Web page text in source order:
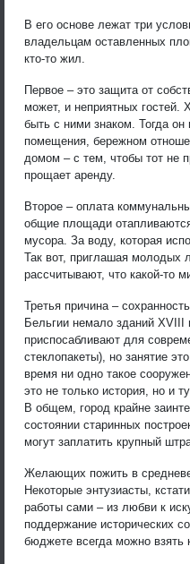
В его основе лежат три
владельцам оставленных
кто-то жил.
Первое – это защита от
может, и неприятных гостей.
быть с ними знаком. Тогда он
помещения, бережном
домом – с тем, чтобы тот не
прощает аренду.
Второе – оплата
общие площади
мусора. За воду, которая
Так вот, приглашая молодых
рассчитывают, что какой-то
Третья причина –
Бельгии немало зданий XVIII
приспосабливают для
стеклопакеты), но занятие
время ни одно такое
это не только история, но и
В общем, город крайне
состоянии старинных
могут заплатить крупный
Желающих пожить в
Некоторые энтузиасты,
работы сами – из любви к
поддержание исторических
бюджете всегда можно взять